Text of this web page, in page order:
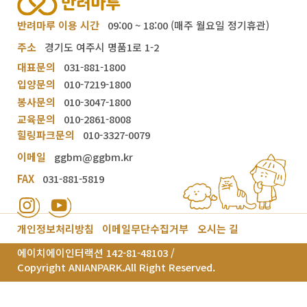
반려마루 이용 시간
09:00 ~ 18:00 (매주 월요일 정기휴관)
주소
경기도 여주시 명품1로 1-2
대표문의
031-881-1800
입양문의
010-7219-1800
봉사문의
010-3047-1800
교육문의
010-2861-8008
힐링파크문의
010-3327-0079
이메일
ggbm@ggbm.kr
FAX
031-881-5819
개인정보처리방침 이메일무단수집거부
오시는 길
에이치에이인터랙션 142-81-48103 /
Copyright ANIANPARK.All Right Reserved.